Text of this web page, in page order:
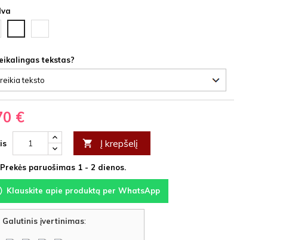
latte
HDF
tekstas?
€
 Į krepšelį
Prekės paruošimas 1 - 2 dienos.
Klauskite apie produktą per WhatsApp
Galutinis įvertinimas: